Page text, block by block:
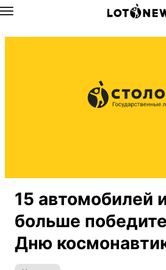
Назад
15 автомобилей
больше
Дню